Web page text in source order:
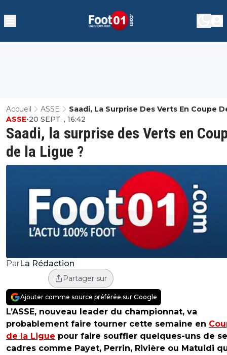
Accueil ASSE
Saadi, La Surprise Des Verts En Coupe
Ligue ?
Saadi, la surprise des Verts en
de la Ligue ?
ASSE•20 SEPT. , 16:42
ParLa Rédaction
Partager sur
Ajouter comme source préférée sur Google
L’ASSE, nouveau leader du championnat, va
probablement faire tourner cette semaine en
de la Ligue pour faire souffler quelques-uns de
cadres comme Payet, Perrin, Rivière ou Matuidi